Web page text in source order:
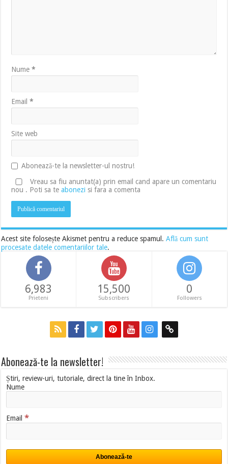
Nume*
Email*
Site web
Abonează-te la newsletter-ul nostru!
Vreau sa fiu anuntat(a) prin email cand apare un comentariu
nou . Poti sa teabonezi si fara a comenta
Acest site folosește Akismet pentru a reduce spamul.Află cum sunt
procesate datele comentariilor tale.
6,983
Prieteni
15,500
Subscribers
0
Followers
Abonează-te la newsletter!
Știri, review-uri, tutoriale, direct la tine în Inbox.
Nume
Email*